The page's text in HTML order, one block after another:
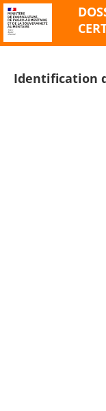
Identification